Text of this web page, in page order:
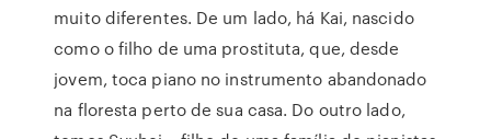
muito diferentes. De um lado, há Kai, nascido
como o filho de uma prostituta, que, desde
jovem, toca piano no instrumento abandonado
na floresta perto de sua casa. Do outro lado,